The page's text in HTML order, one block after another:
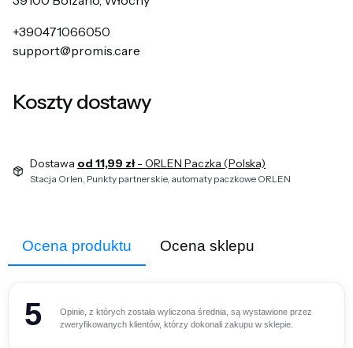
+390471066050
support@promis.care
Koszty dostawy
Dostawa od 11,99 zł- ORLEN Paczka (Polska)
Stacja Orlen, Punkty partnerskie, automaty paczkowe ORLEN
Ocena produktu Ocena sklepu
5
Opinie, z których została wyliczona średnia, są wystawione przez
zweryfikowanych klientów, którzy dokonali zakupu w sklepie.